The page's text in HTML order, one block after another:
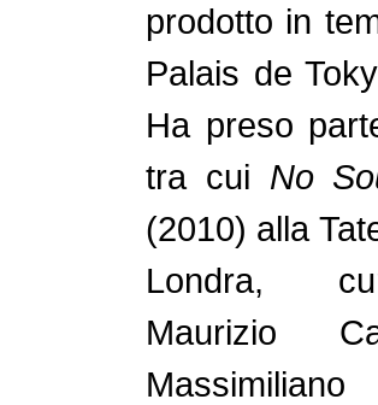
prodotto in
Palais de
Ha preso
tra cui No
(2010) alla
Londra,
Maurizio